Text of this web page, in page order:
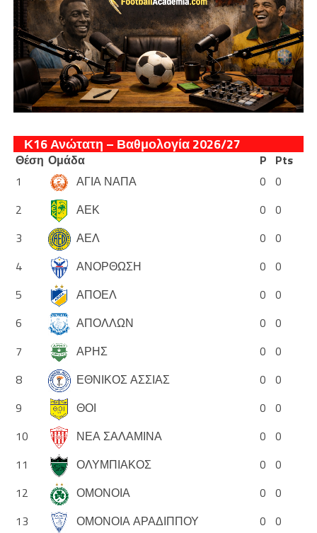
Κ16 Ανώτατη – Βαθμολογία 2026/27
Θέση Ομάδα P Pts
1
ΑΓΙΑ ΝΑΠΑ 0 0
2
ΑΕΚ 0 0
3
ΑΕΛ 0 0
4
ΑΝΟΡΘΩΣΗ 0 0
5
ΑΠΟΕΛ 0 0
6
ΑΠΟΛΛΩΝ 0 0
7
ΑΡΗΣ 0 0
8
ΕΘΝΙΚΟΣ ΑΣΣΙΑΣ 0 0
9
ΘΟΙ 0 0
10
ΝΕΑ ΣΑΛΑΜΙΝΑ 0 0
11
ΟΛΥΜΠΙΑΚΟΣ 0 0
12
ΟΜΟΝΟΙΑ 0 0
13
ΟΜΟΝΟΙΑ ΑΡΑΔΙΠΠΟΥ 0 0